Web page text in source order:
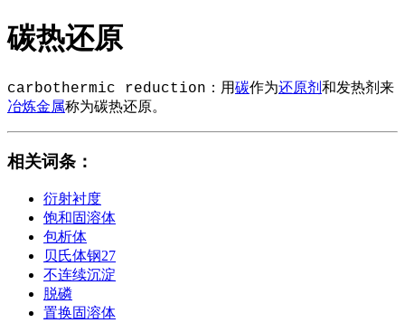
碳热还原
carbothermic reduction：用碳作为还原剂和发热剂来
冶炼金属称为碳热还原。
相关词条 ：
衍射衬度
饱和固溶体
包析体
贝氏体钢27
不连续沉淀
脱磷
置换固溶体